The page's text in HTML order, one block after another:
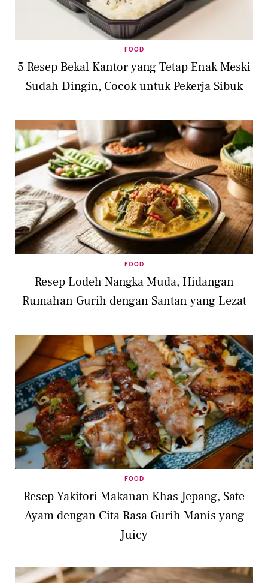
FOOD
5 Resep Bekal Kantor yang Tetap Enak Meski
Sudah Dingin, Cocok untuk Pekerja Sibuk
FOOD
Resep Lodeh Nangka Muda, Hidangan
Rumahan Gurih dengan Santan yang Lezat
FOOD
Resep Yakitori Makanan Khas Jepang, Sate
Ayam dengan Cita Rasa Gurih Manis yang
Juicy